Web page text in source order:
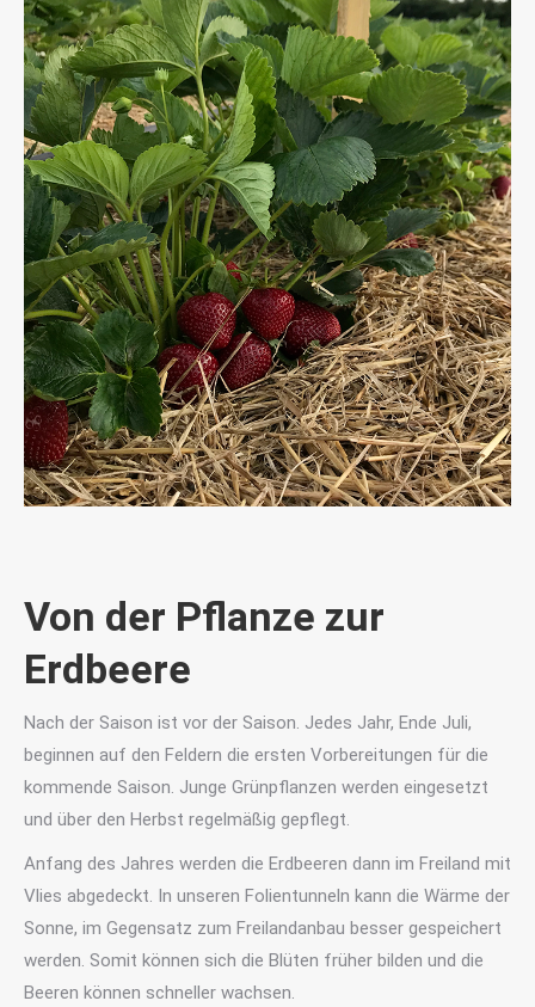
Von der Pflanze zur
Erdbeere
Nach der Saison ist vor der Saison. Jedes Jahr, Ende Juli,
beginnen auf den Feldern die ersten Vorbereitungen für die
kommende Saison. Junge Grünpflanzen werden eingesetzt
und über den Herbst regelmäßig gepflegt.
Anfang des Jahres werden die Erdbeeren dann im Freiland mit
Vlies abgedeckt. In unseren Folientunneln kann die Wärme der
Sonne, im Gegensatz zum Freilandanbau besser gespeichert
werden. Somit können sich die Blüten früher bilden und die
Beeren können schneller wachsen.